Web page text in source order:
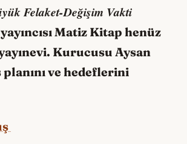
Felaket-Değişim Vakti
Matiz Kitap henüz
Kurucusu Aysan
planını ve hedeflerini